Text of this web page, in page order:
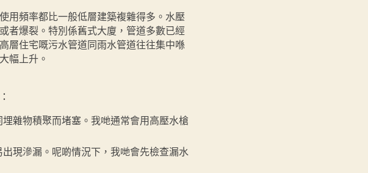
用頻率都比一般低層建築複雜得多。水壓
者爆裂。特別係舊式大廈，管道多數已經
層住宅嘅污水管道同雨水管道往往集中喺
幅上升。
雜物積聚而堵塞。我哋通常會用高壓水槍
現滲漏。呢啲情況下，我哋會先檢查漏水